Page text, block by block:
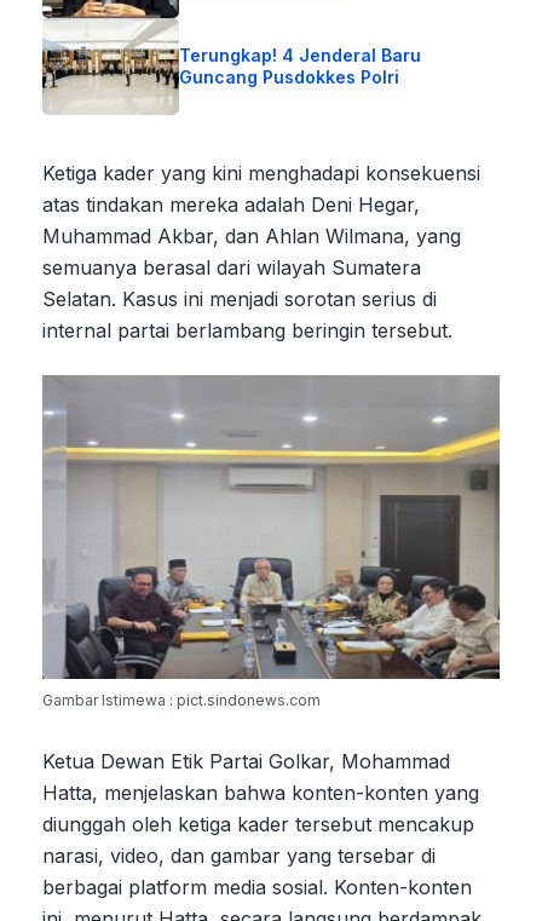
Terungkap! 4 Jenderal Baru
Guncang Pusdokkes Polri
Ketiga kader yang kini menghadapi konsekuensi
atas tindakan mereka adalah Deni Hegar,
Muhammad Akbar, dan Ahlan Wilmana, yang
semuanya berasal dari wilayah Sumatera
Selatan. Kasus ini menjadi sorotan serius di
internal partai berlambang beringin tersebut.
Gambar Istimewa : pict.sindonews.com
Ketua Dewan Etik Partai Golkar, Mohammad
Hatta, menjelaskan bahwa konten-konten yang
diunggah oleh ketiga kader tersebut mencakup
narasi, video, dan gambar yang tersebar di
berbagai platform media sosial. Konten-konten